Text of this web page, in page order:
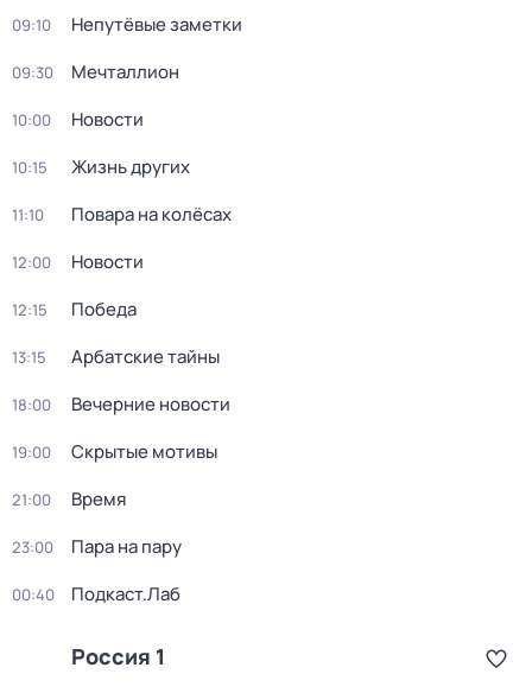
09:10 Непутёвые заметки
09:30 Мечталлион
10:00 Новости
10:15 Жизнь других
11:10 Повара на колёсах
12:00 Новости
12:15 Победа
13:15 Арбатские тайны
18:00 Вечерние новости
19:00 Скрытые мотивы
21:00 Время
23:00 Пара на пару
00:40 Подкаст.Лаб
Россия 1